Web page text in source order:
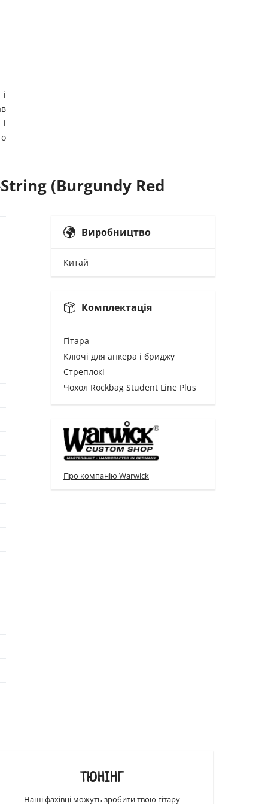
(Burgundy Red
Виробництво
Китай
Комплектація
Гітара
Ключі для анкера і бриджу
Стреплокі
Чохол Rockbag Student Line Plus
Про компанію Warwick
ТЮНІНГ
Наші фахівці можуть зробити твою гітару